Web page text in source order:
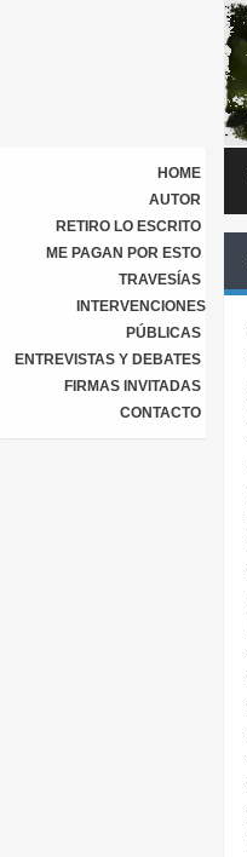
HOME
AUTOR
RETIRO LO ESCRITO
ME PAGAN POR ESTO
TRAVESÍAS
INTERVENCIONES
PÚBLICAS
ENTREVISTAS Y DEBATES
FIRMAS INVITADAS
CONTACTO